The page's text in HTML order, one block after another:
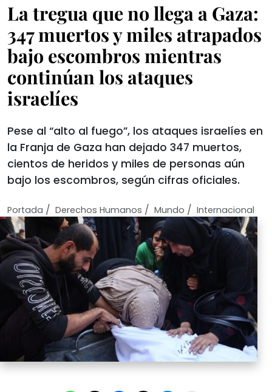
La tregua que no llega a Gaza:
347 muertos y miles atrapados
bajo escombros mientras
continúan los ataques
israelíes
Pese al “alto al fuego”, los ataques israelíes en
la Franja de Gaza han dejado 347 muertos,
cientos de heridos y miles de personas aún
bajo los escombros, según cifras oficiales.
Portada / Derechos Humanos / Mundo / Internacional